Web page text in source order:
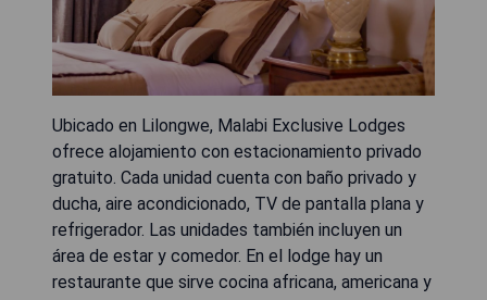
Ubicado en Lilongwe, Malabi Exclusive Lodges
ofrece alojamiento con estacionamiento privado
gratuito. Cada unidad cuenta con baño privado y
ducha, aire acondicionado, TV de pantalla plana y
refrigerador. Las unidades también incluyen un
área de estar y comedor. En el lodge hay un
restaurante que sirve cocina africana, americana y